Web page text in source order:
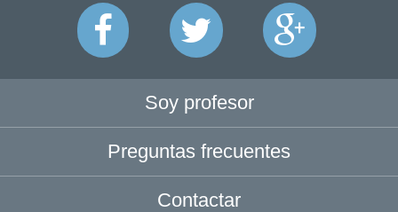
Soy profesor
Preguntas frecuentes
Contactar